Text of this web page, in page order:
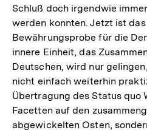
Schluß doch irgendwie
werden konnten. Jetzt ist
Bewährungsprobe für die
innere Einheit, das
Deutschen, wird nur
nicht einfach weiterhin
Übertragung des Status quo
Facetten auf den
abgewickelten Osten,